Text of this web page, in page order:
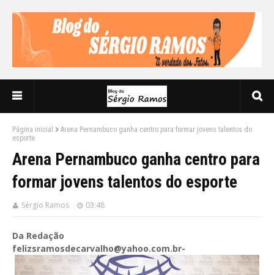
Página inicial
Arena Pernambuco ganha centro para formar jovens talentos do
esporte
Arena Pernambuco ganha centro para
formar jovens talentos do esporte
Sérgio Ramos 03:48
Da Redação
felizsramosdecarvalho@yahoo.com.br-